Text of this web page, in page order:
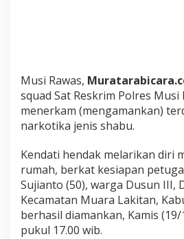
r
k
t
a
D
i
t
e
r
Musi Rawas,
squad Sat Reskrim Polres Musi
menerkam (mengamankan)
narkotika jenis shabu.
Kendati hendak melarikan diri
rumah, berkat kesiapan
Sujianto (50), warga Dusun III,
Kecamatan Muara Lakitan,
berhasil diamankan, Kamis
pukul 17.00 wib.